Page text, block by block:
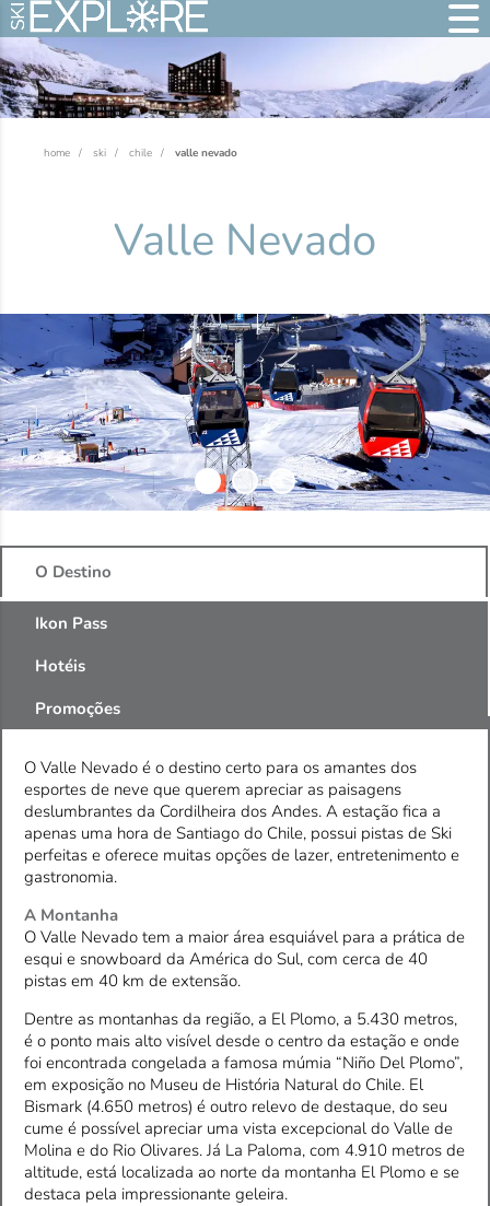
home ski chile valle nevado
Valle Nevado
O Destino
Ikon Pass
Hotéis
Promoções
O Valle Nevado é o destino certo para os amantes dos
esportes de neve que querem apreciar as paisagens
deslumbrantes da Cordilheira dos Andes. A estação fica a
apenas uma hora de Santiago do Chile, possui pistas de Ski
perfeitas e oferece muitas opções de lazer, entretenimento e
gastronomia.
A Montanha
O Valle Nevado tem a maior área esquiável para a prática de
esqui e snowboard da América do Sul, com cerca de 40
pistas em 40 km de extensão.
Dentre as montanhas da região, a El Plomo, a 5.430 metros,
é o ponto mais alto visível desde o centro da estação e onde
foi encontrada congelada a famosa múmia “Niño Del Plomo”,
em exposição no Museu de História Natural do Chile. El
Bismark (4.650 metros) é outro relevo de destaque, do seu
cume é possível apreciar uma vista excepcional do Valle de
Molina e do Rio Olivares. Já La Paloma, com 4.910 metros de
altitude, está localizada ao norte da montanha El Plomo e se
destaca pela impressionante geleira.